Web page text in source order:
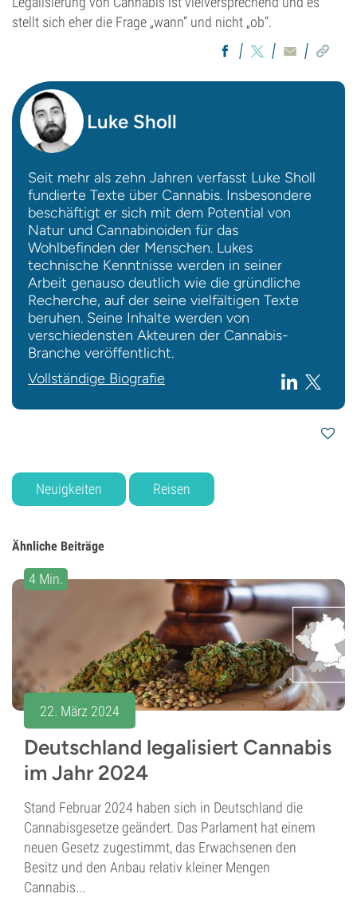
stellt sich eher die Frage „wann“ und nicht „ob“.
Luke Sholl
Seit mehr als zehn Jahren verfasst Luke Sholl
fundierte Texte über Cannabis. Insbesondere
beschäftigt er sich mit dem Potential von
Natur und Cannabinoiden für das
Wohlbefinden der Menschen. Lukes
technische Kenntnisse werden in seiner
Arbeit genauso deutlich wie die gründliche
Recherche, auf der seine vielfältigen Texte
beruhen. Seine Inhalte werden von
verschiedensten Akteuren der Cannabis-
Branche veröffentlicht.
Vollständige Biografie
Neuigkeiten Reisen
Ähnliche Beiträge
4 Min.
22. März 2024
Deutschland legalisiert Cannabis
im Jahr 2024
Stand Februar 2024 haben sich in Deutschland die
Cannabisgesetze geändert. Das Parlament hat einem
neuen Gesetz zugestimmt, das Erwachsenen den
Besitz und den Anbau relativ kleiner Mengen
Cannabis...